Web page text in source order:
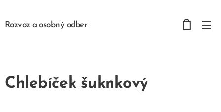
Rozvoz a osobný odber
Chlebíček šuknkový